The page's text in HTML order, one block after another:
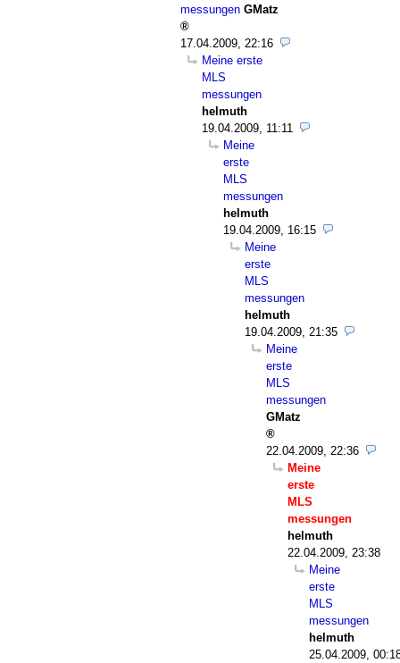
messungen GMatz
17.04.2009, 22:16
Meine erste
MLS
messungen
helmuth
19.04.2009, 11:11
Meine
erste
MLS
messungen
helmuth
19.04.2009, 16:15
Meine
erste
MLS
messungen
helmuth
19.04.2009, 21:35
Meine
erste
MLS
messungen
GMatz
22.04.2009, 22:36
Meine
erste
MLS
messungen
helmuth
22.04.2009, 23:38
Meine
erste
MLS
messungen
helmuth
25.04.2009,